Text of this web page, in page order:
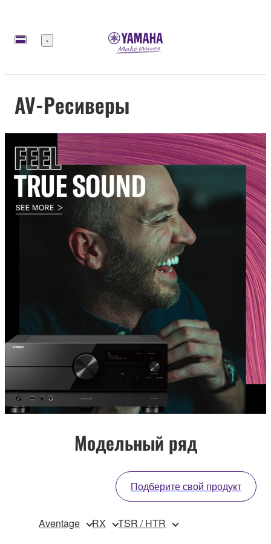
Меню
AV-Ресиверы
Модельный ряд
Подберите свой продукт
Aventage RX TSR / HTR